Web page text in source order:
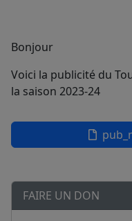
Bonjour
Voici la publicité du
la saison 2023-24
FAIRE UN DON